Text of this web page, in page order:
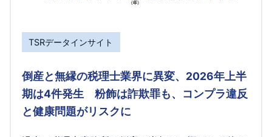
TSRデータインサイト
倒産と無縁の税理士業界に異変、2026年上半
期は4件発生 粉飾は詐欺罪も、コンプラ違反
と健康問題がリスクに